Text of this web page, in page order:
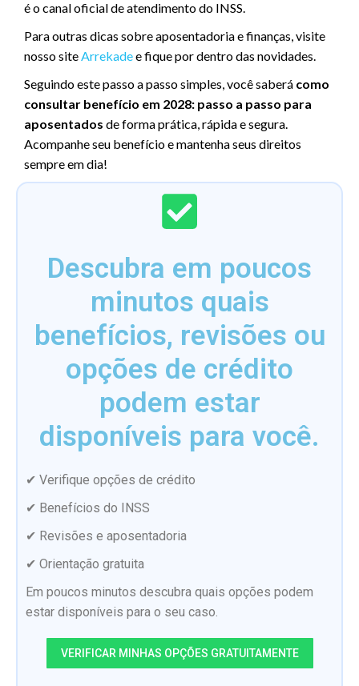
é o canal oficial de atendimento do INSS.
Para outras dicas sobre aposentadoria e finanças, visite
nosso siteArrekadee fique por dentro das novidades.
Seguindo este passo a passo simples, você saberá como
consultar benefício em 2028: passo a passo para
aposentados de forma prática, rápida e segura.
Acompanhe seu benefício e mantenha seus direitos
sempre em dia!
Descubra em poucos
minutos quais
benefícios, revisões ou
opções de crédito
podem estar
disponíveis para você.
✔ Verifique opções de crédito
✔ Benefícios do INSS
✔ Revisões e aposentadoria
✔ Orientação gratuita
Em poucos minutos descubra quais opções podem
estar disponíveis para o seu caso.
VERIFICAR MINHAS OPÇÕES GRATUITAMENTE